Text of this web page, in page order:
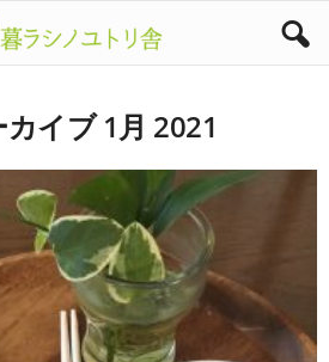
イブ 1月 2021